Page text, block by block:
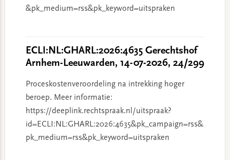
&pk_medium=rss&pk_keyword=uitspraken
ECLI:NL:GHARL:2026:4635 Gerechtshof
Arnhem-Leeuwarden, 14-07-2026, 24/299
Proceskostenveroordeling na intrekking hoger
beroep. Meer informatie:
https://deeplink.rechtspraak.nl/uitspraak?
id=ECLI:NL:GHARL:2026:4635&pk_campaign=rss&
pk_medium=rss&pk_keyword=uitspraken